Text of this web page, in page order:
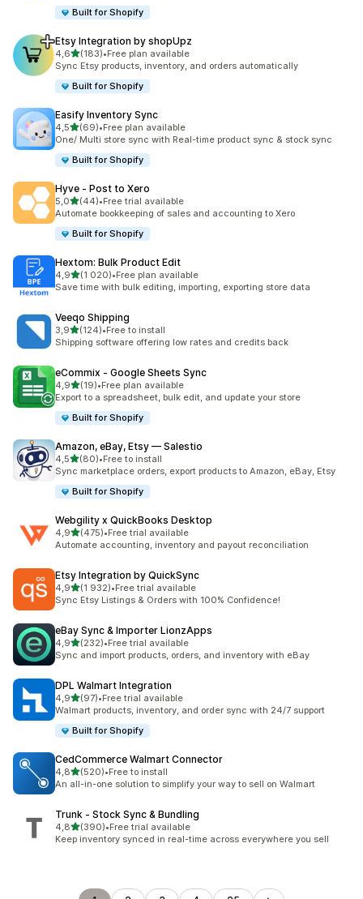
Built for Shopify
Etsy Integration by shopUpz
4,6/ 5 tähteä
(183)
183 arvostelua yhteensä
•Free plan available
Sync Etsy products, inventory, and orders automatically
Built for Shopify
Easify Inventory Sync
4,5/ 5 tähteä
(69)
69 arvostelua yhteensä
•Free plan available
One/ Multi store sync with Real-time product sync & stock sync
Built for Shopify
Hyve ‑ Post to Xero
5,0/ 5 tähteä
(44)
44 arvostelua yhteensä
•Free trial available
Automate bookkeeping of sales and accounting to Xero
Built for Shopify
Hextom: Bulk Product Edit
4,9/ 5 tähteä
(1 020)
1020 arvostelua yhteensä
•Free plan available
Save time with bulk editing, importing, exporting store data
Veeqo Shipping
3,9/ 5 tähteä
(124)
124 arvostelua yhteensä
•Free to install
Shipping software offering low rates and credits back
eCommix ‑ Google Sheets Sync
4,9/ 5 tähteä
(19)
19 arvostelua yhteensä
•Free plan available
Export to a spreadsheet, bulk edit, and update your store
Built for Shopify
Amazon, eBay, Etsy — Salestio
4,5/ 5 tähteä
(80)
80 arvostelua yhteensä
•Free to install
Sync marketplace orders, export products to Amazon, eBay, Etsy
Built for Shopify
Webgility x QuickBooks Desktop
4,9/ 5 tähteä
(475)
475 arvostelua yhteensä
•Free trial available
Automate accounting, inventory and payout reconciliation
Etsy Integration by QuickSync
4,9/ 5 tähteä
(1 932)
1932 arvostelua yhteensä
•Free trial available
Sync Etsy Listings & Orders with 100% Confidence!
eBay Sync & Importer LionzApps
4,9/ 5 tähteä
(232)
232 arvostelua yhteensä
•Free trial available
Sync and import products, orders, and inventory with eBay
DPL Walmart Integration
4,9/ 5 tähteä
(97)
97 arvostelua yhteensä
•Free trial available
Walmart products, inventory, and order sync with 24/7 support
Built for Shopify
CedCommerce Walmart Connector
4,8/ 5 tähteä
(520)
520 arvostelua yhteensä
•Free to install
An all-in-one solution to simplify your way to sell on Walmart
Trunk ‑ Stock Sync & Bundling
4,8/ 5 tähteä
(390)
390 arvostelua yhteensä
•Free trial available
Keep inventory synced in real-time across everywhere you sell